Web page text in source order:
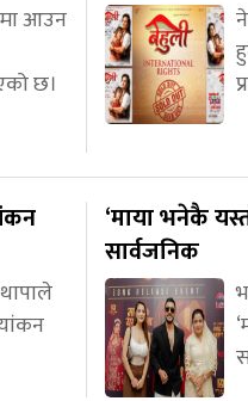
आउन
छ।
‘माया भनेकै
सार्वजनिक